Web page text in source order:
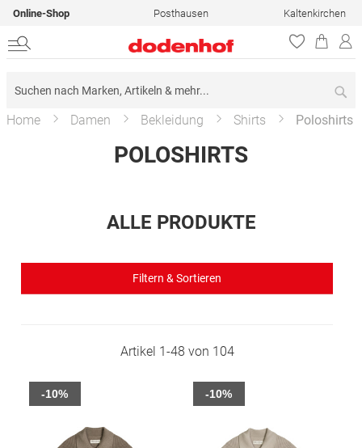
Online-Shop Posthausen Kaltenkirchen
Home Damen Bekleidung Shirts Poloshirts
POLOSHIRTS
ALLE PRODUKTE
Filtern & Sortieren
Artikel 1-48 von 104
-10% -10%